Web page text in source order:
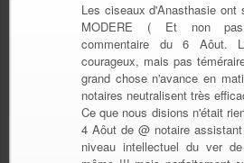
Les ciseaux d'Anasthasie
MODERE ( Et non pas
commentaire du 6 Aôut.
courageux, mais pas
grand chose n'avance en
notaires neutralisent très
Ce que nous disions n'était
4 Aôut de @ notaire
niveau intellectuel du ver